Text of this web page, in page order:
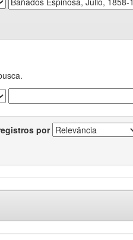
por